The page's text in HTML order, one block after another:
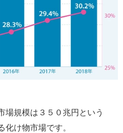
場規模は３５０兆円という
化け物市場です。